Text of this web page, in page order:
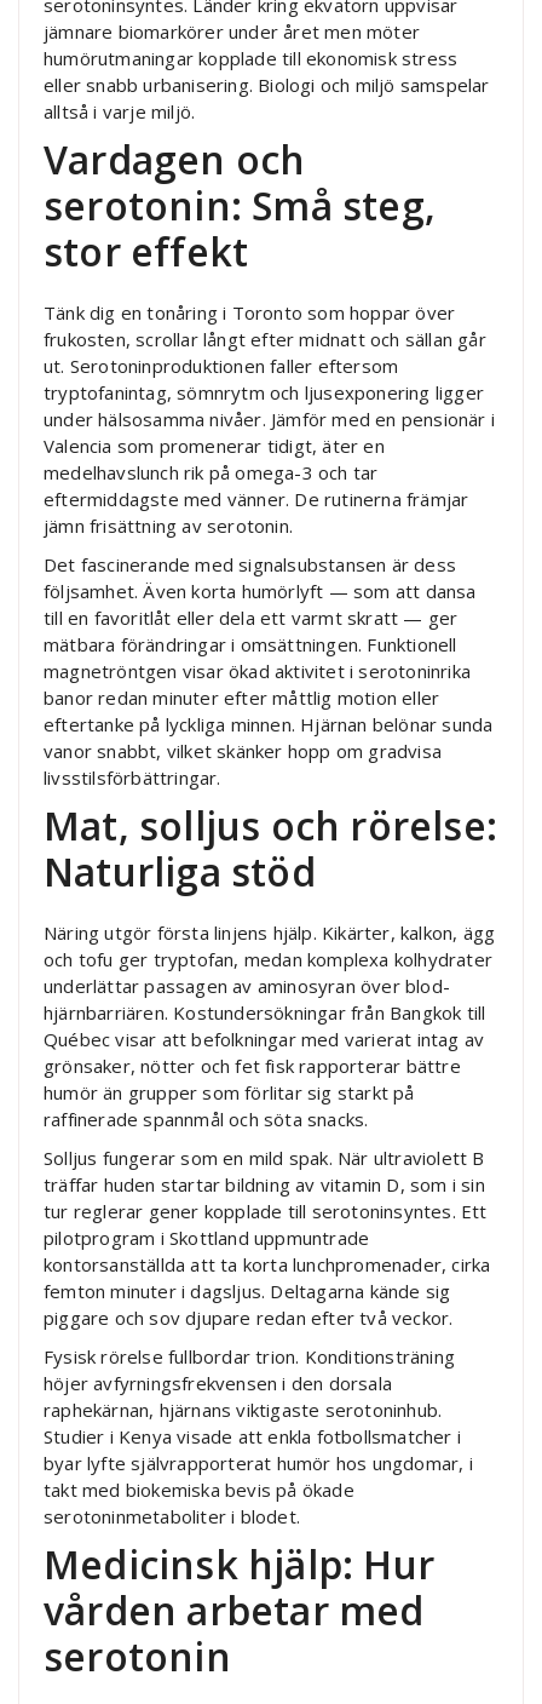
serotoninsyntes. Länder kring ekvatorn uppvisar
jämnare biomarkörer under året men möter
humörutmaningar kopplade till ekonomisk stress
eller snabb urbanisering. Biologi och miljö samspelar
alltså i varje miljö.
Vardagen och
serotonin: Små steg,
stor effekt
Tänk dig en tonåring i Toronto som hoppar över
frukosten, scrollar långt efter midnatt och sällan går
ut. Serotoninproduktionen faller eftersom
tryptofanintag, sömnrytm och ljusexponering ligger
under hälsosamma nivåer. Jämför med en pensionär i
Valencia som promenerar tidigt, äter en
medelhavslunch rik på omega-3 och tar
eftermiddagste med vänner. De rutinerna främjar
jämn frisättning av serotonin.
Det fascinerande med signalsubstansen är dess
följsamhet. Även korta humörlyft — som att dansa
till en favoritlåt eller dela ett varmt skratt — ger
mätbara förändringar i omsättningen. Funktionell
magnetröntgen visar ökad aktivitet i serotoninrika
banor redan minuter efter måttlig motion eller
eftertanke på lyckliga minnen. Hjärnan belönar sunda
vanor snabbt, vilket skänker hopp om gradvisa
livsstilsförbättringar.
Mat, solljus och rörelse:
Naturliga stöd
Näring utgör första linjens hjälp. Kikärter, kalkon, ägg
och tofu ger tryptofan, medan komplexa kolhydrater
underlättar passagen av aminosyran över blod-
hjärnbarriären. Kostundersökningar från Bangkok till
Québec visar att befolkningar med varierat intag av
grönsaker, nötter och fet fisk rapporterar bättre
humör än grupper som förlitar sig starkt på
raffinerade spannmål och söta snacks.
Solljus fungerar som en mild spak. När ultraviolett B
träffar huden startar bildning av vitamin D, som i sin
tur reglerar gener kopplade till serotoninsyntes. Ett
pilotprogram i Skottland uppmuntrade
kontorsanställda att ta korta lunchpromenader, cirka
femton minuter i dagsljus. Deltagarna kände sig
piggare och sov djupare redan efter två veckor.
Fysisk rörelse fullbordar trion. Konditionsträning
höjer avfyrningsfrekvensen i den dorsala
raphekärnan, hjärnans viktigaste serotoninhub.
Studier i Kenya visade att enkla fotbollsmatcher i
byar lyfte självrapporterat humör hos ungdomar, i
takt med biokemiska bevis på ökade
serotoninmetaboliter i blodet.
Medicinsk hjälp: Hur
vården arbetar med
serotonin